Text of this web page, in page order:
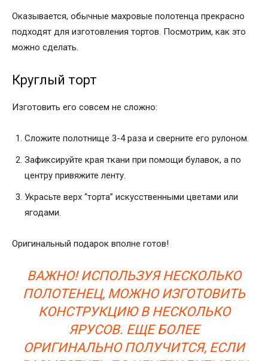
Оказывается, обычные махровые полотенца прекрасно
подходят для изготовления тортов. Посмотрим, как это
можно сделать.
Круглый торт
Изготовить его совсем не сложно:
Сложите полотнище 3-4 раза и сверните его рулоном.
Зафиксируйте края ткани при помощи булавок, а по
центру привяжите ленту.
Украсьте верх “торта” искусственными цветами или
ягодами.
Оригинальный подарок вполне готов!
ВАЖНО! ИСПОЛЬЗУЯ НЕСКОЛЬКО
ПОЛОТЕНЕЦ, МОЖНО ИЗГОТОВИТЬ
КОНСТРУКЦИЮ В НЕСКОЛЬКО
ЯРУСОВ. ЕЩЕ БОЛЕЕ
ОРИГИНАЛЬНО ПОЛУЧИТСЯ, ЕСЛИ